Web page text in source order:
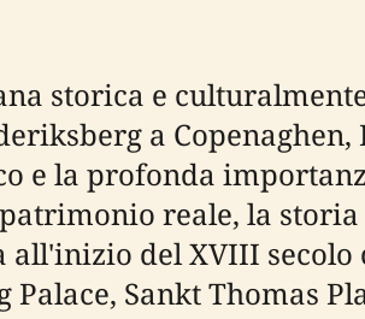
storica e
a
e la profonda
reale, la
del XVIII secolo
Sankt Thomas